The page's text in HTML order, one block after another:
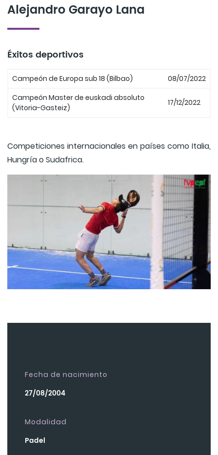
Alejandro Garayo Lana
Éxitos deportivos
Campeón de Europa sub 18 (Bilbao)
08/07/2022
Campeón Master de euskadi absoluto
(Vitoria-Gasteiz)
17/12/2022
Competiciones internacionales en países como Italia,
Hungría o Sudafrica.
Fecha de nacimiento
27/08/2004
Modalidad
Padel